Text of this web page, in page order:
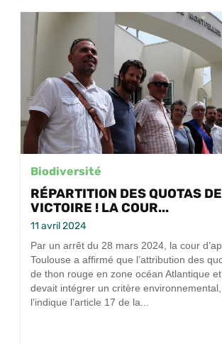
Biodiversité
RÉPARTITION DES QUOTAS
VICTOIRE ! LA COUR...
11 avril 2024
Par un arrêt du 28 mars 2024, la cour
Toulouse a affirmé que l’attribution des
de thon rouge en zone océan Atlantique
devait intégrer un critère
l’indique l’article 17 de la...